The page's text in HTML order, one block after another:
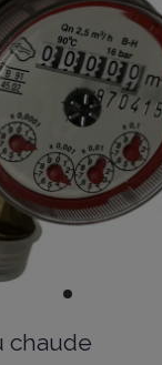
chaude